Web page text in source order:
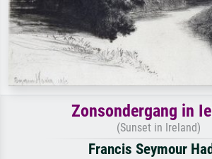
Zonsondergang in
(Sunset in Ireland)
Francis Seymour